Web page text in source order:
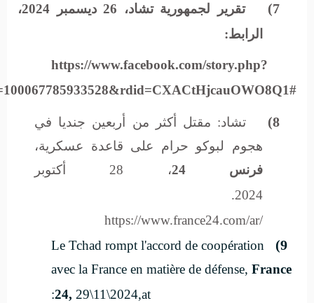
7) تقرير
لجمهورية تشاد، 26 ديسمبر 2024،
الرابط:
https://www.facebook.com/story.php?
8)
تشاد: مقتل أكثر من أربعين جنديا في
هجوم لبوكو حرام على قاعدة عسكرية،
فرنس 24
، 28 أكتوبر
2024.
https://www.france24.com/ar/
9)
Le Tchad rompt l'accord de coopération
avec la France en matière de défense, France
24, 29\11\2024,at: